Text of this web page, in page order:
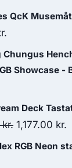
QcK
Chungus
Showcase -
Deck
kr. Original
price
1,177.00 kr.
RGB Neon